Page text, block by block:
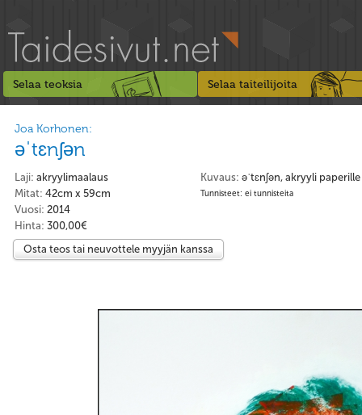
Selaa teoksia Selaa taiteilijoita
Joa Korhonen:
əˈtɛnʃən
Kuvaus: əˈtɛnʃən, akryyli
Tunnisteet: ei tunnisteita
Laji: akryylimaalaus
Mitat: 42cm x 59cm
Vuosi: 2014
Hinta: 300,00€
Osta teos tai neuvottele myyjän kanssa